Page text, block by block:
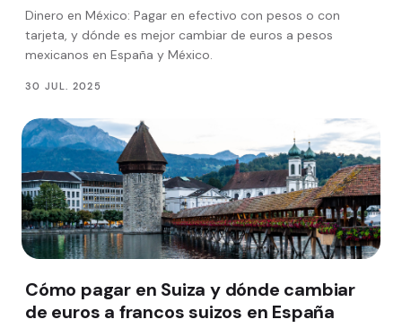
Dinero en México: Pagar en efectivo con pesos o con
tarjeta, y dónde es mejor cambiar de euros a pesos
mexicanos en España y México.
30 JUL. 2025
Cómo pagar en Suiza y dónde cambiar
de euros a francos suizos en España